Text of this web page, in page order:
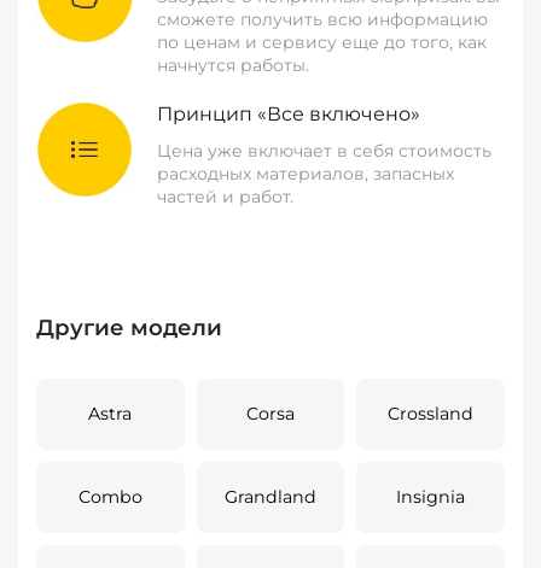
сможете получить всю информацию
по ценам и сервису еще до того, как
начнутся работы.
Принцип «Все включено»
Цена уже включает в себя стоимость
расходных материалов, запасных
частей и работ.
Другие модели
Astra Corsa Crossland
Combo Grandland Insignia